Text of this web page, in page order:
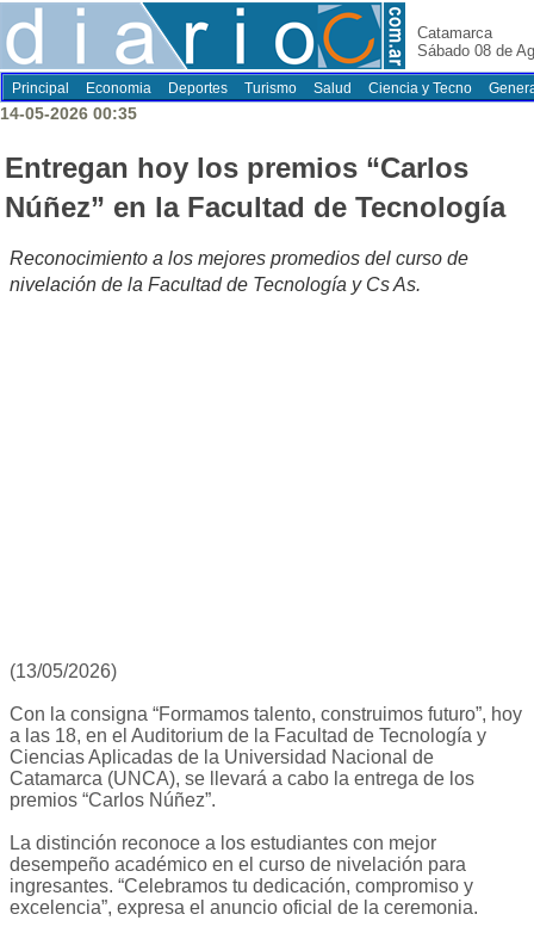
Catamarca
Sábado 08 de
Principal Economia Deportes Turismo Salud Ciencia y Tecno
14-05-2026 00:35
Entregan hoy los premios “Carlos
Núñez” en la Facultad de Tecnología
Reconocimiento a los mejores promedios del curso de
nivelación de la Facultad de Tecnología y Cs As.
(13/05/2026)
Con la consigna “Formamos talento, construimos futuro”, hoy
a las 18, en el Auditorium de la Facultad de Tecnología y
Ciencias Aplicadas de la Universidad Nacional de
Catamarca (UNCA), se llevará a cabo la entrega de los
premios “Carlos Núñez”.
La distinción reconoce a los estudiantes con mejor
desempeño académico en el curso de nivelación para
ingresantes. “Celebramos tu dedicación, compromiso y
excelencia”, expresa el anuncio oficial de la ceremonia.